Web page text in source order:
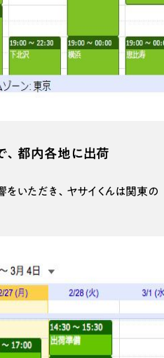
、都内各地に出荷
いただき、ヤサイくんは関東の